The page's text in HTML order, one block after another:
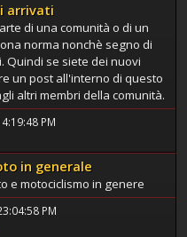
arrivati
di una comunità o di un
norma nonchè segno di
Quindi se siete dei nuovi
un post all'interno di questo
altri membri della comunità.
PM
in generale
e motociclismo in genere
PM